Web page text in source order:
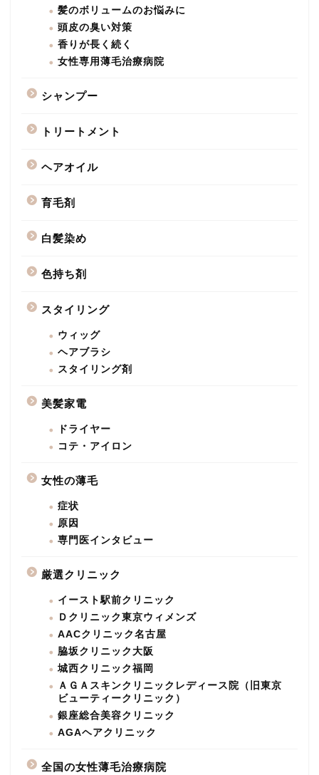
髪のボリュームのお悩みに
頭皮の臭い対策
香りが長く続く
女性専用薄毛治療病院
シャンプー
トリートメント
ヘアオイル
育毛剤
白髪染め
色持ち剤
スタイリング
ウィッグ
ヘアブラシ
スタイリング剤
美髪家電
ドライヤー
コテ・アイロン
女性の薄毛
症状
原因
専門医インタビュー
厳選クリニック
イースト駅前クリニック
Ｄクリニック東京ウィメンズ
AACクリニック名古屋
脇坂クリニック大阪
城西クリニック福岡
ＡＧＡスキンクリニックレディース院（旧東京
ビューティークリニック）
銀座総合美容クリニック
AGAヘアクリニック
全国の女性薄毛治療病院